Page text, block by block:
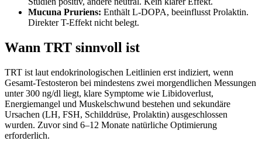
Mucuna Pruriens: Enthält L-DOPA, beeinflusst Prolaktin.
Direkter T-Effekt nicht belegt.
Wann TRT sinnvoll ist
TRT ist laut endokrinologischen Leitlinien erst indiziert, wenn
Gesamt-Testosteron bei mindestens zwei morgendlichen Messungen
unter 300 ng/dl liegt, klare Symptome wie Libidoverlust,
Energiemangel und Muskelschwund bestehen und sekundäre
Ursachen (LH, FSH, Schilddrüse, Prolaktin) ausgeschlossen
wurden. Zuvor sind 6–12 Monate natürliche Optimierung
erforderlich.